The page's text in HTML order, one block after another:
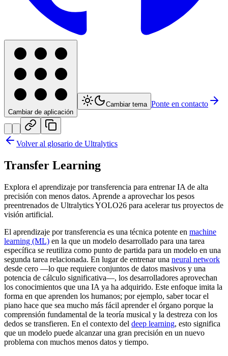
Cambiar de aplicación
Cambiar tema Ponte en contacto
Volver al glosario de Ultralytics
Transfer Learning
Explora el aprendizaje por transferencia para entrenar IA de alta
precisión con menos datos. Aprende a aprovechar los pesos
preentrenados de Ultralytics YOLO26 para acelerar tus proyectos de
visión artificial.
El aprendizaje por transferencia es una técnica potente en machine
learning (ML) en la que un modelo desarrollado para una tarea
específica se reutiliza como punto de partida para un modelo en una
segunda tarea relacionada. En lugar de entrenar una neural network
desde cero —lo que requiere conjuntos de datos masivos y una
potencia de cálculo significativa—, los desarrolladores aprovechan
los conocimientos que una IA ya ha adquirido. Este enfoque imita la
forma en que aprenden los humanos; por ejemplo, saber tocar el
piano hace que sea mucho más fácil aprender el órgano porque la
comprensión fundamental de la teoría musical y la destreza con los
dedos se transfieren. En el contexto del deep learning, esto significa
que un modelo puede alcanzar una gran precisión en un nuevo
problema con muchos menos datos y tiempo.